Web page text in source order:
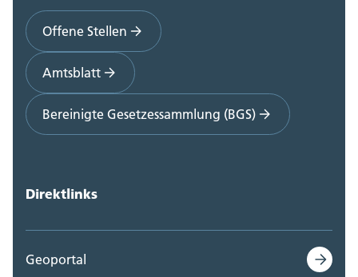
Offene Stellen
Amtsblatt
Bereinigte Gesetzessammlung (BGS)
Direktlinks
Geoportal